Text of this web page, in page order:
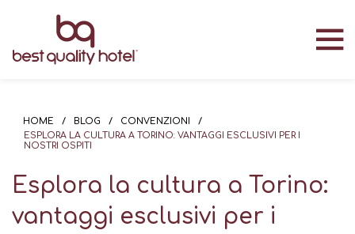
HOME / BLOG / CONVENZIONI
/
ESPLORA LA CULTURA A TORINO: VANTAGGI ESCLUSIVI PER I
NOSTRI OSPITI
Esplora la cultura a Torino:
vantaggi esclusivi per i